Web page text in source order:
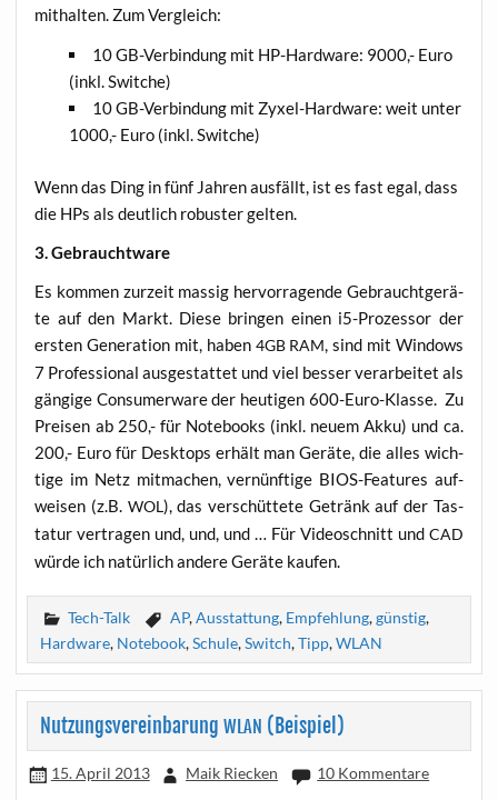
mit­hal­ten. Zum Vergleich:
10 GB-Ver­bin­dung mit HP-Hard­ware: 9000,- Euro
(inkl. Switche)
10 GB-Ver­bin­dung mit Zyxel-Hard­ware: weit unter
1000,- Euro (inkl. Switche)
Wenn das Ding in fünf Jah­ren aus­fällt, ist es fast egal, dass
die HPs als deut­lich robus­ter gelten.
3. Gebraucht­wa­re
Es kom­men zur­zeit mas­sig her­vor­ra­gen­de Gebraucht­ge­rä­
te auf den Markt. Die­se brin­gen einen i5-Pro­zes­sor der
ers­ten Gene­ra­ti­on mit, haben 4GB RAM, sind mit Win­dows
7 Pro­fes­sio­nal aus­ge­stat­tet und viel bes­ser ver­ar­bei­tet als
gän­gi­ge Con­sum­er­wa­re der heu­ti­gen 600-Euro-Klas­se. Zu
Prei­sen ab 250,- für Note­books (inkl. neu­em Akku) und ca.
200,- Euro für Desk­tops erhält man Gerä­te, die alles wich­
ti­ge im Netz mit­ma­chen, ver­nünf­ti­ge BIOS-Fea­tures auf­
wei­sen (z.B. WOL), das ver­schüt­te­te Getränk auf der Tas­
ta­tur ver­tra­gen und, und, und … Für Video­schnitt und CAD
wür­de ich natür­lich ande­re Gerä­te kaufen.
Tech-Talk AP,Ausstattung, Empfehlung,günstig,
Hardware, Notebook,Schule,Switch,Tipp,WLAN
Nutzungsvereinbarung WLAN (Beispiel)
15. April 2013 Maik Riecken 10 Kommentare